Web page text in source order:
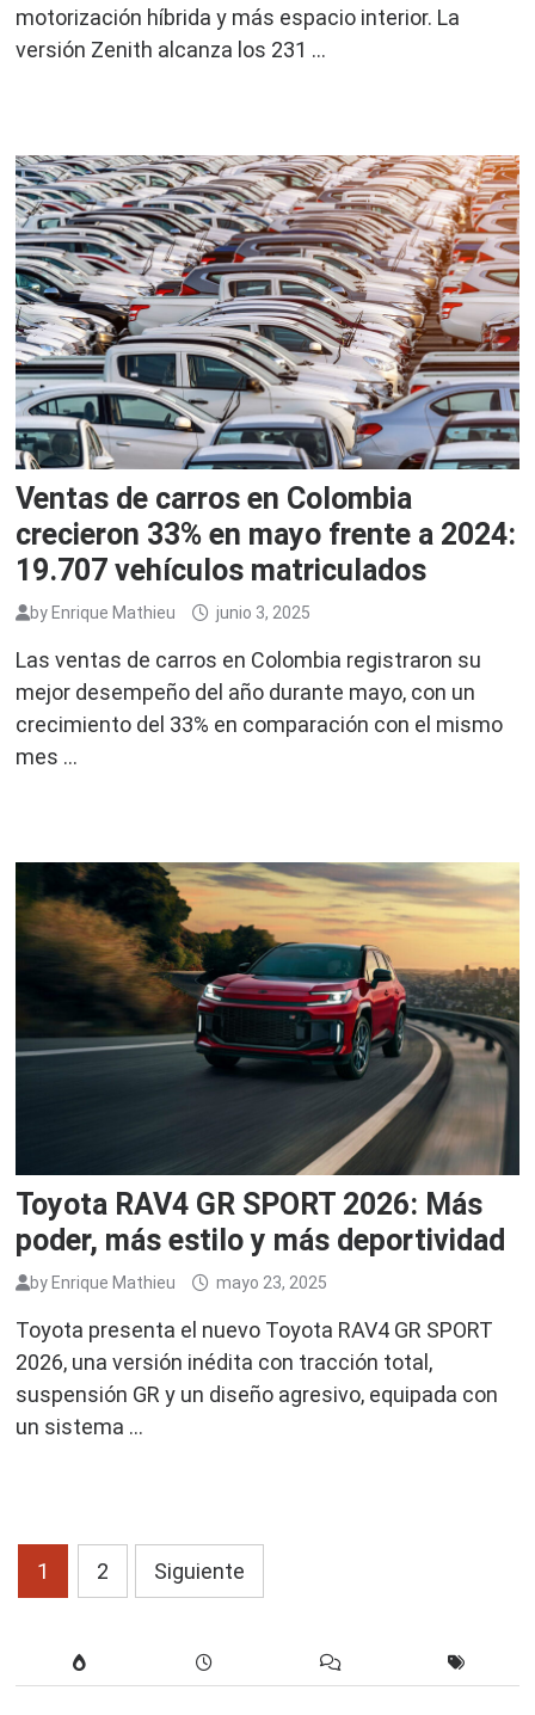
motorización híbrida y más espacio interior. La
versión Zenith alcanza los 231 …
Ventas de carros en Colombia
crecieron 33% en mayo frente a 2024:
19.707 vehículos matriculados
byEnrique Mathieu junio 3, 2025
Las ventas de carros en Colombia registraron su
mejor desempeño del año durante mayo, con un
crecimiento del 33% en comparación con el mismo
mes …
Toyota RAV4 GR SPORT 2026: Más
poder, más estilo y más deportividad
by Enrique Mathieu mayo 23, 2025
Toyota presenta el nuevo Toyota RAV4 GR SPORT
2026, una versión inédita con tracción total,
suspensión GR y un diseño agresivo, equipada con
un sistema …
Paginación
de
entradas
1 2 Siguiente